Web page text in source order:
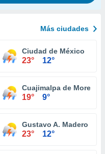
Más ciudades
Ciudad de México
23° 12°
Cuajimalpa de Morelos
19° 9°
Gustavo A. Madero
23° 12°